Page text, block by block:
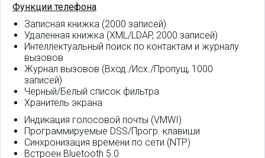
Функции телефона
Записная книжка (2000 записей)
Удаленная книжка (XML/LDAP, 2000 записей)
Интеллектуальный поиск по контактам и журналу
вызовов
Журнал вызовов (Вход./Исх./Пропущ, 1000
записей)
Черный/Белый список фильтра
Хранитель экрана
Индикация голосовой почты (VMWI)
Программируемые DSS/Прогр. клавиши
Синхронизация времени по сети (NTP)
Встроен Bluetooth 5.0